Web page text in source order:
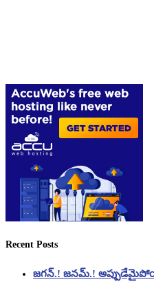
Recent Posts
జగన్.! జనమ్.!